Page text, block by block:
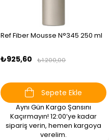
Ref Fiber Mousse N°345 250 ml
₺925,60 ₺1.200,00
Sepete Ekle
Aynı Gün Kargo Şansını
Kaçırmayın! 12:00’ye kadar
sipariş verin, hemen kargoya
verelim.